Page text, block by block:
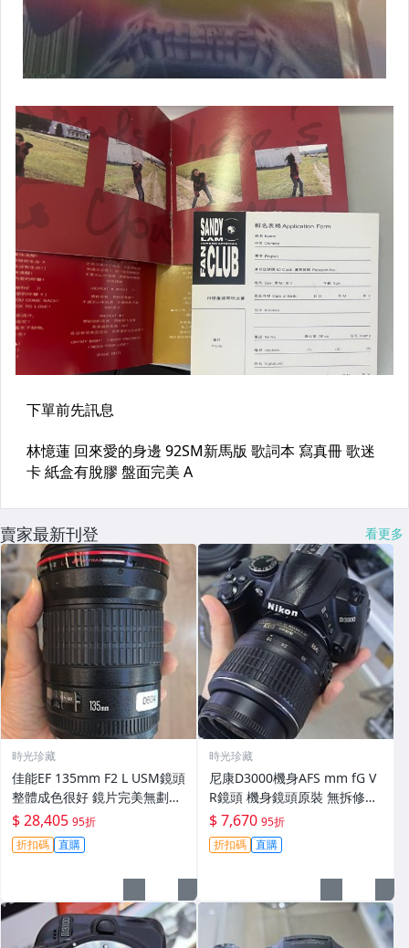
賣家最新刊登 看更多
時光珍藏
佳能EF 135mm F2 L USM鏡頭
整體成色很好 鏡片完美無劃痕
功能一切正常 無拆修無-3430
$ 28,405 95折
折扣碼 直購
時光珍藏
尼康D3000機身AFS mm fG V
R鏡頭 機身鏡頭原裝 無拆修無
翻新 有輕微使用痕跡 鏡頭-34
30
$ 7,670 95折
折扣碼 直購